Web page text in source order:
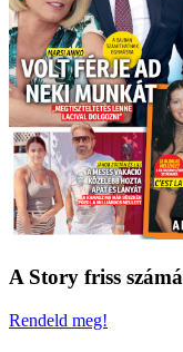
A Story friss
Rendeld meg!